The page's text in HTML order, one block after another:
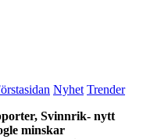
Nyhet Trender
Svinnrik- nytt
minskar